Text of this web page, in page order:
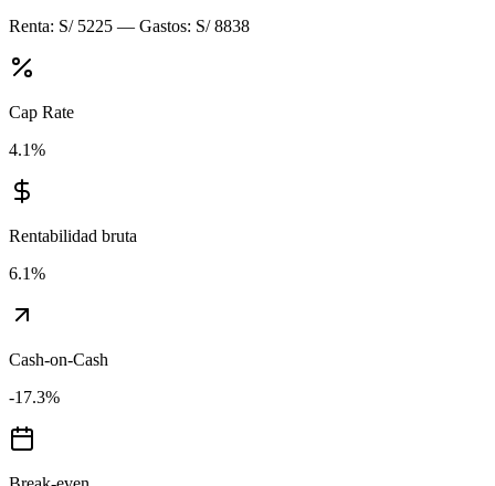
Renta: S/ 5225 — Gastos: S/ 8838
Cap Rate
4.1%
Rentabilidad bruta
6.1%
Cash-on-Cash
-17.3%